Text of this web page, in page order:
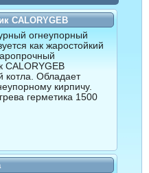
CALORYGEB
огнеупорный
как жаростойкий
CALORYGEB
котла. Обладает
кирпичу.
герметика 1500